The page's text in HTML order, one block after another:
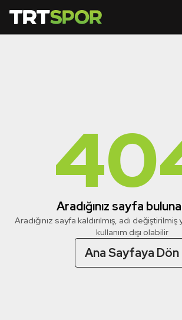
Aradığınız sayfa
Aradığınız sayfa kaldırılmış, adı
kullanım dışı olabilir
Ana Sayfaya Dön